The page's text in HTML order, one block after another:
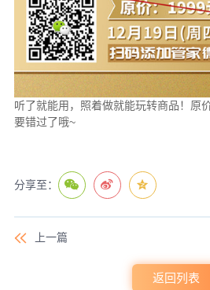
听了就能用，照着做就能玩转商品！原
要错过了哦~
分享至：
上一篇
返回列表